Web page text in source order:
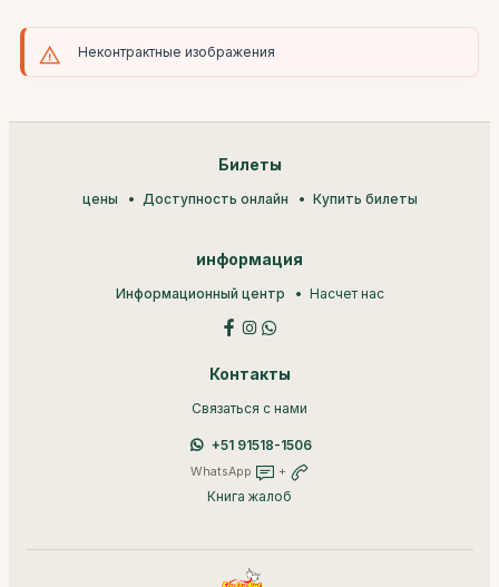
Неконтрактные изображения
Билеты
цены Доступность онлайн Купить билеты
информация
Информационный центр Насчет нас
Контакты
Связаться с нами
+51 91518-1506
WhatsApp +
Книга жалоб